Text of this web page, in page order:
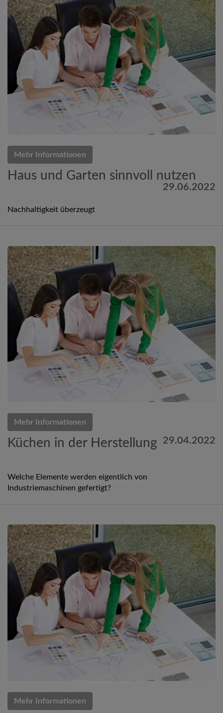
Mehr Informationen
Haus und Garten sinnvoll nutzen
29.06.2022
Nachhaltigkeit überzeugt
Mehr Informationen
Küchen in der Herstellung 29.04.2022
Welche Elemente werden eigentlich von
Industriemaschinen gefertigt?
Mehr Informationen